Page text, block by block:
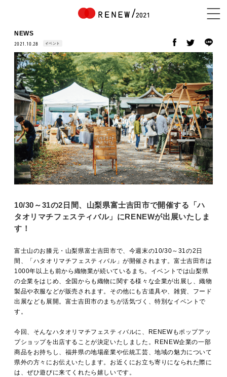
NEWS
ABOUT
CONTENTS
ACCESS / STAY
NEWS
2021.10.28 イベント
10/30～31の2日間、山梨県富士吉田市で開催する「ハ
タオリマチフェスティバル」にRENEWが出展いたしま
す！
富士山のお膝元・山梨県富士吉田市で、今週末の10/30～31の2日
間、「ハタオリマチフェスティバル」が開催されます。富士吉田市は
1000年以上も前から織物業が続いているまち。イベントでは山梨県
の企業をはじめ、全国からも織物に関する様々な企業が出展し、織物
製品や衣服などが販売されます。その他にも古道具や、雑貨、フード
出展なども展開。富士吉田市のまちが活気づく、特別なイベントで
す。
今回、そんなハタオリマチフェスティバルに、RENEWもポップアッ
プショップを出店することが決定いたしました。RENEW企業の一部
商品をお持ちし、福井県の地場産業や伝統工芸、地域の魅力について
県外の方々にお伝えいたします。お近くにお立ち寄りになられた際に
は、ぜひ遊びに来てくれたら嬉しいです。